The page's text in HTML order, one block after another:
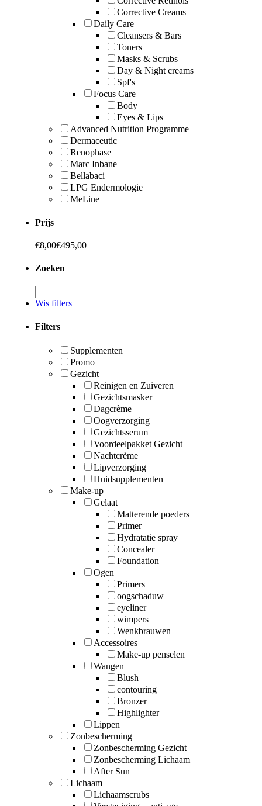
Corrective Creams
Daily Care
Cleansers & Bars
Toners
Masks & Scrubs
Day & Night creams
Spf's
Focus Care
Body
Eyes & Lips
Advanced Nutrition Programme
Dermaceutic
Renophase
Marc Inbane
Bellabaci
LPG Endermologie
MeLine
Prijs
€8,00€495,00
Zoeken
Wis filters
Filters
Supplementen
Promo
Gezicht
Reinigen en Zuiveren
Gezichtsmasker
Dagcrème
Oogverzorging
Gezichtsserum
Voordeelpakket Gezicht
Nachtcrème
Lipverzorging
Huidsupplementen
Make-up
Gelaat
Matterende poeders
Primer
Hydratatie spray
Concealer
Foundation
Ogen
Primers
oogschaduw
eyeliner
wimpers
Wenkbrauwen
Accessoires
Make-up penselen
Wangen
Blush
contouring
Bronzer
Highlighter
Lippen
Zonbescherming
Zonbescherming Gezicht
Zonbescherming Lichaam
After Sun
Lichaam
Lichaamscrubs